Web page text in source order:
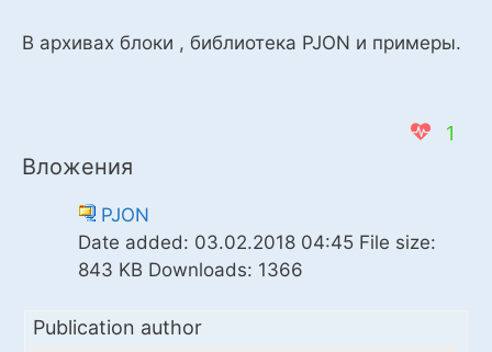
В архивах блоки , библиотека PJON и примеры.
1
Вложения
PJON
Date added: 03.02.2018 04:45 File size:
843 KB Downloads: 1366
Publication author